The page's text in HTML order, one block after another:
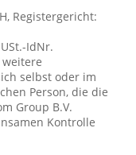
Registergericht:
IdNr.
weitere
selbst oder im
Person, die die
Group B.V.
Kontrolle